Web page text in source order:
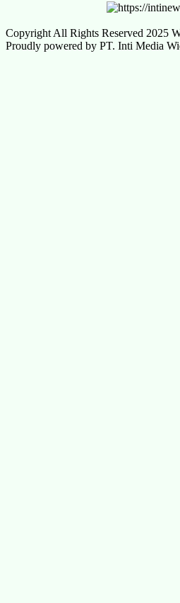
Copyright All Rights Reserved 2025
Proudly powered by PT. Inti Media